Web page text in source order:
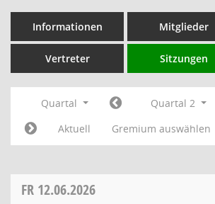
Informationen Mitglieder
Vertreter Sitzungen
Quartal Quartal 2
Aktuell
Gremium auswählen
FR 12.06.2026